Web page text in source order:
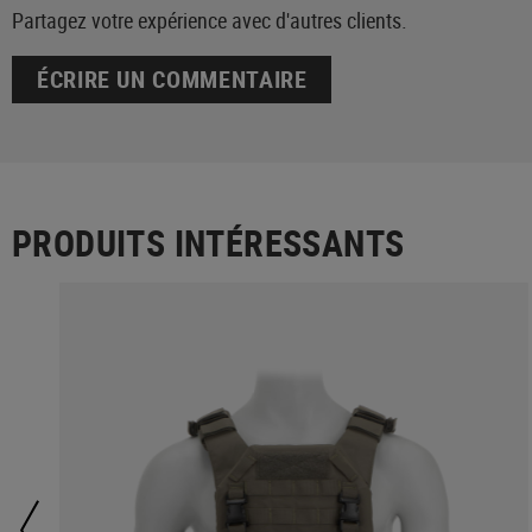
Partagez votre expérience avec d'autres clients.
ÉCRIRE UN COMMENTAIRE
PRODUITS INTÉRESSANTS